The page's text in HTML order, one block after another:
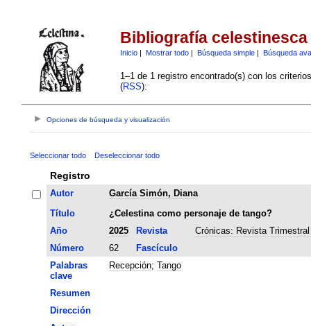
Bibliografía celestinesca
Inicio| Mostrar todo| Búsqueda simple| Búsqueda
1–1 de 1 registro encontrado(s) con los
(RSS):
Opciones de búsqueda y visualización
Seleccionar todo Deseleccionar todo
Registro
Autor
García Simón, Diana
Título
¿Celestina como personaje de tango?
Año
2025 Revista
Crónicas: Revista
Número
62
Fascículo
Palabras
clave
Recepción; Tango
Resumen
Dirección